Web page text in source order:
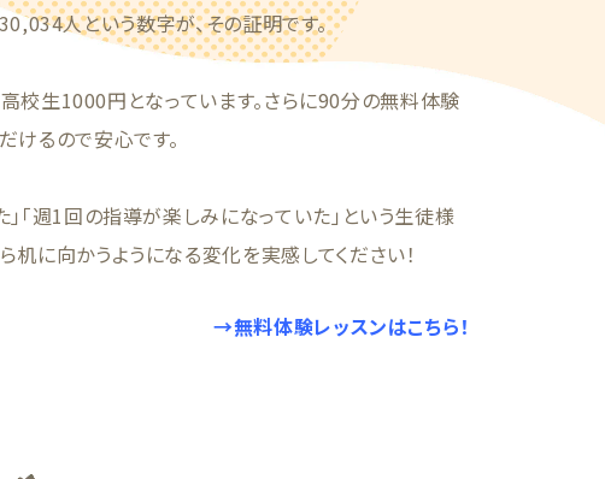
人という数字が、その証明です。
校生1000円となっています。さらに90分の無料体験
けるので安心です。
「週1回の指導が楽しみになっていた」という生徒様
に向かうようになる変化を実感してください！
→無料体験レッスンはこちら！